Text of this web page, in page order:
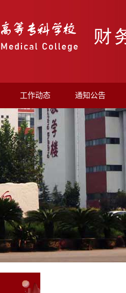
工作动态 通知公告